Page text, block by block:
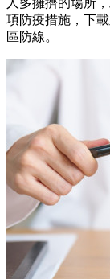
項防疫措施，下
區防線。